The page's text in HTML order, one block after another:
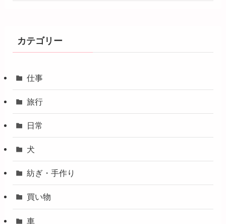
カテゴリー
仕事
旅行
日常
犬
紡ぎ・手作り
買い物
車